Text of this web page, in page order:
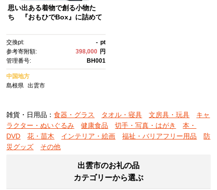
思い出ある着物で創る小物た
ち 『おもひでBox』に詰めて
交換pt: - pt
参考寄附額:
398,000 円
管理番号:
BH001
中国地方
島根県
出雲市
雑貨・日用品：食器・グラス タオル・寝具 文房具・玩具
キャ
ラクター・ぬいぐるみ
健康食品 切手・写真・はがき
本・
DVD
花・苗木 インテリア・絵画 福祉・バリアフリー用品
防
災グッズ
その他
出雲市のお礼の品
カテゴリーから選ぶ